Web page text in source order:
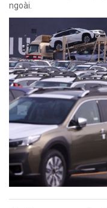
ngoài.